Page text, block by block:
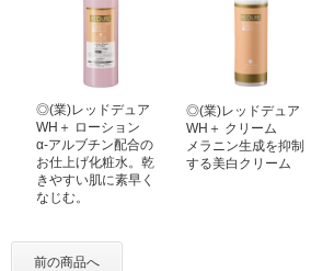
◎(業)レッドデュア
WH＋ ローション
α-アルブチン配合の
お仕上げ化粧水。乾
きやすい肌に素早く
なじむ。
◎(業)レッドデュア
WH＋ クリーム
メラニン生成を抑制
する美白クリーム
前の商品へ